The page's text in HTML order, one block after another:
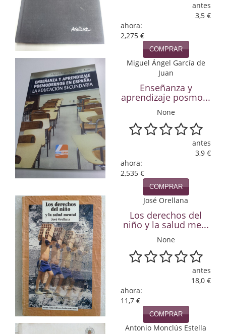
Literatura hispanoamericana
Local
Mafia y espionaje
Matemáticas
Medicina
Música
Naturaleza
Novela Extranjera
Novela fantástica
Novela histórica
Novela negra
Novela romántica
Otros idiomas
Papás, Mamás, bebés...
Papás, Mamás, Bebés...
Papás, Mamás, Bebés…
antes
3,5 €
ahora:
2,275 €
COMPRAR
Miguel Ángel García de
Juan
Enseñanza y
aprendizaje posmo...
None
antes
3,9 €
ahora:
2,535 €
COMPRAR
José Orellana
Los derechos del
niño y la salud me...
None
antes
18,0 €
ahora:
11,7 €
COMPRAR
Antonio Monclús Estella